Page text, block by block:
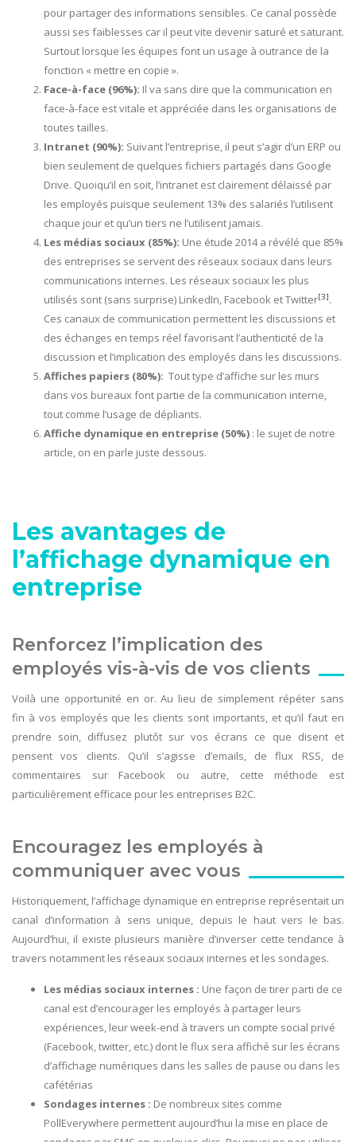
pour partager des informations sensibles. Ce canal possède
aussi ses faiblesses car il peut vite devenir saturé et saturant.
Surtout lorsque les équipes font un usage à outrance de la
fonction « mettre en copie ».
Face-à-face (96%): Il va sans dire que la communication en
face-à-face est vitale et appréciée dans les organisations de
toutes tailles.
Intranet (90%): Suivant l’entreprise, il peut s’agir d’un ERP ou
bien seulement de quelques fichiers partagés dans Google
Drive. Quoiqu’il en soit, l’intranet est clairement délaissé par
les employés puisque seulement 13% des salariés l’utilisent
chaque jour et qu’un tiers ne l’utilisent jamais.
Les médias sociaux (85%): Une étude 2014 a révélé que 85%
des entreprises se servent des réseaux sociaux dans leurs
communications internes. Les réseaux sociaux les plus
utilisés sont (sans surprise) LinkedIn, Facebook et Twitter[3].
Ces canaux de communication permettent les discussions et
des échanges en temps réel favorisant l’authenticité de la
discussion et l’implication des employés dans les discussions.
Affiches papiers (80%): Tout type d’affiche sur les murs
dans vos bureaux font partie de la communication interne,
tout comme l’usage de dépliants.
Affiche dynamique en entreprise (50%) : le sujet de notre
article, on en parle juste dessous.
Les avantages de
l’affichage dynamique en
entreprise
Renforcez l’implication des
employés vis-à-vis de vos clients
Voilà une opportunité en or. Au lieu de simplement répéter sans
fin à vos employés que les clients sont importants, et qu’il faut en
prendre soin, diffusez plutôt sur vos écrans ce que disent et
pensent vos clients. Qu’il s’agisse d’emails, de flux RSS, de
commentaires sur Facebook ou autre, cette méthode est
particulièrement efficace pour les entreprises B2C.
Encouragez les employés à
communiquer avec vous
Historiquement, l’affichage dynamique en entreprise représentait un
canal d’information à sens unique, depuis le haut vers le bas.
Aujourd’hui, il existe plusieurs manière d’inverser cette tendance à
travers notamment les réseaux sociaux internes et les sondages.
Les médias sociaux internes : Une façon de tirer parti de ce
canal est d’encourager les employés à partager leurs
expériences, leur week-end à travers un compte social privé
(Facebook, twitter, etc.) dont le flux sera affiché sur les écrans
d’affichage numériques dans les salles de pause ou dans les
cafétérias
Sondages internes : De nombreux sites comme
PollEverywhere permettent aujourd’hui la mise en place de